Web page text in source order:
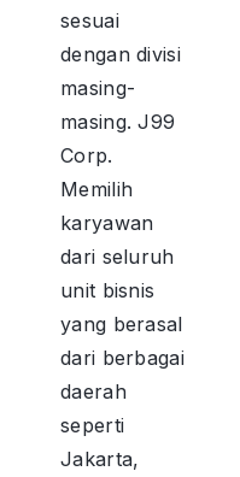
sesuai
dengan divisi
masing-
masing. J99
Corp.
Memilih
karyawan
dari seluruh
unit bisnis
yang berasal
dari berbagai
daerah
seperti
Jakarta,